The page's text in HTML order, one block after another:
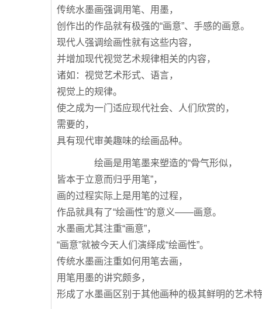
传统水墨画强调用笔、用墨，
创作出的作品就有极强的“画意”、手感的画意。
现代人强调绘画性就有这些内容，
并增加现代视觉艺术规律相关的内容，
诸如：视觉艺术形式、语言，
视觉上的规律。
使之成为一门适应现代社会、人们欣赏的，
需要的，
具有现代审美趣味的绘画品种。
绘画是用笔墨来塑造的“骨气形似，
皆本于立意而归乎用笔”，
画的过程实际上是用笔的过程，
作品就具有了“绘画性”的意义——画意。
水墨画尤其注重“画意”，
“画意”就被今天人们演绎成“绘画性”。
传统水墨画注重如何用笔去画，
用笔用墨的讲究颇多，
形成了水墨画区别于其他画种的极其鲜明的艺术